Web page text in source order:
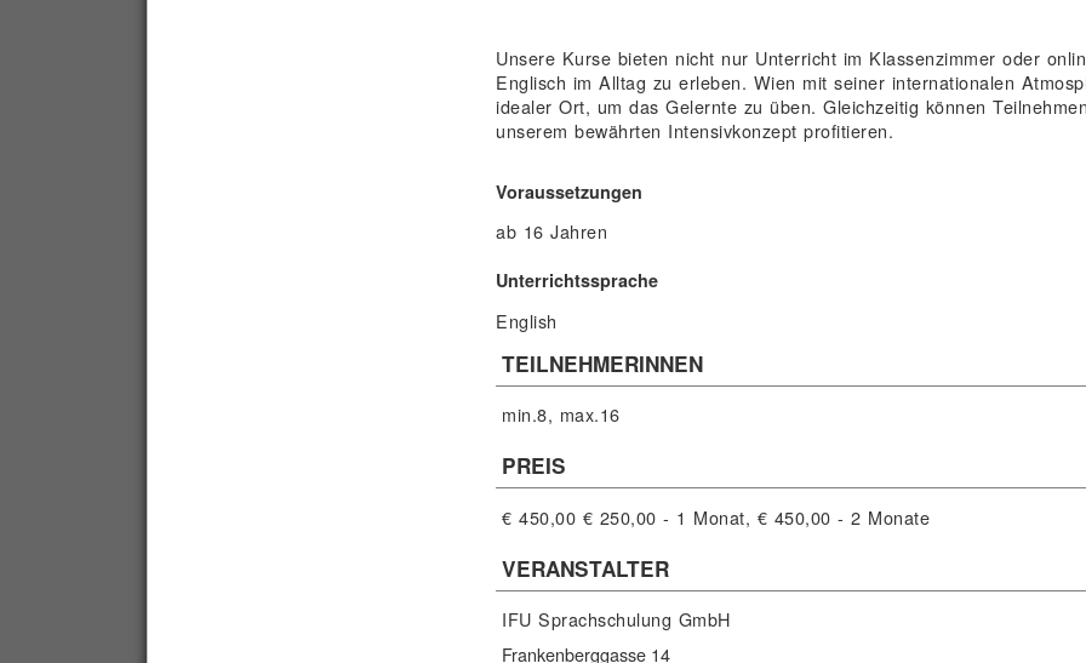
Unsere Kurse bieten nicht nur Unterricht im Klassenzimmer oder
Englisch im Alltag zu erleben. Wien mit seiner internationalen
idealer Ort, um das Gelernte zu üben. Gleichzeitig können
unserem bewährten Intensivkonzept profitieren.
Voraussetzungen
ab 16 Jahren
Unterrichtssprache
English
TEILNEHMERINNEN
min.8, max.16
PREIS
€ 450,00 € 250,00 - 1 Monat, € 450,00 - 2 Monate
VERANSTALTER
IFU Sprachschulung GmbH
Frankenberggasse 14